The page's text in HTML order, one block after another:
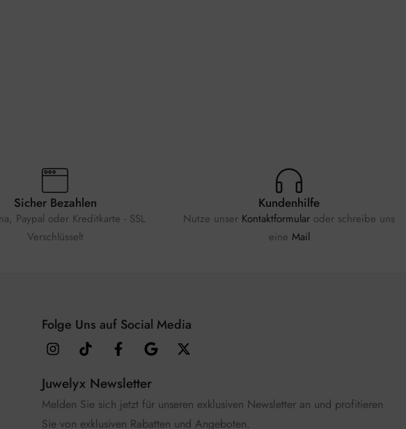
Sicher Bezahlen
Paypal oder Kreditkarte - SSL
Verschlüsselt
Kundenhilfe
Nutze unser Kontaktformular oder schreibe uns
eine Mail
Folge Uns auf Social Media
Juwelyx Newsletter
Melden Sie sich jetzt für unseren exklusiven Newsletter an und profitieren
Sie von exklusiven Rabatten und Angeboten.